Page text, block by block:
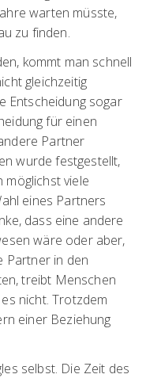
warten müsste,
zu finden.
kommt man schnell
gleichzeitig
Entscheidung sogar
für einen
Partner
wurde festgestellt,
möglichst viele
eines Partners
dass eine andere
wäre oder aber,
Partner in den
treibt Menschen
nicht. Trotzdem
einer Beziehung
selbst. Die Zeit des